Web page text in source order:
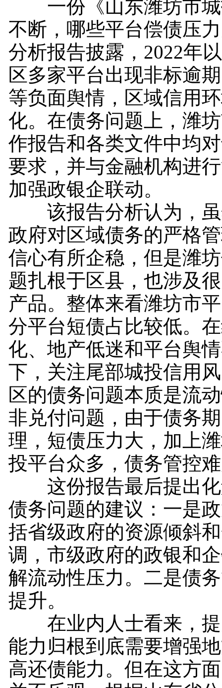
一份《山东潍坊市城
不断，哪些平台偿债压
分析报告披露，2022年
区多家平台出现非标逾
等负面舆情，区域信用
化。在债务问题上，潍
作报告和各类文件中均
要求，并与金融机构进
加强政银企联动。
该报告分析认为，虽
政府对区域债务的严格
信心有所企稳，但是潍
题扎根于区县，也涉及
产品。整体来看潍坊市
分平台短债占比较低。
化、地产低迷和平台舆
下，关注尾部城投信用
区的债务问题本质是流
非兑付问题，由于债务
理，短债压力大，加上
投平台众多，债务管控
这份报告最后提出化
债务问题的建议：一是
括省级政府的资源倾斜
调，市级政府的政银和
解流动性压力。二是债
提升。
在业内人士看来，提
能力归根到底需要增强
高还债能力。但在这方